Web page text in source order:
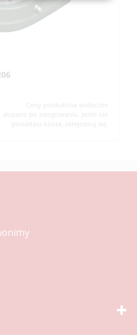
Ceny produktów widoczne
dopiero po zalogowaniu. Jeżeli nie
posiadasz konta, zarejestruj się.